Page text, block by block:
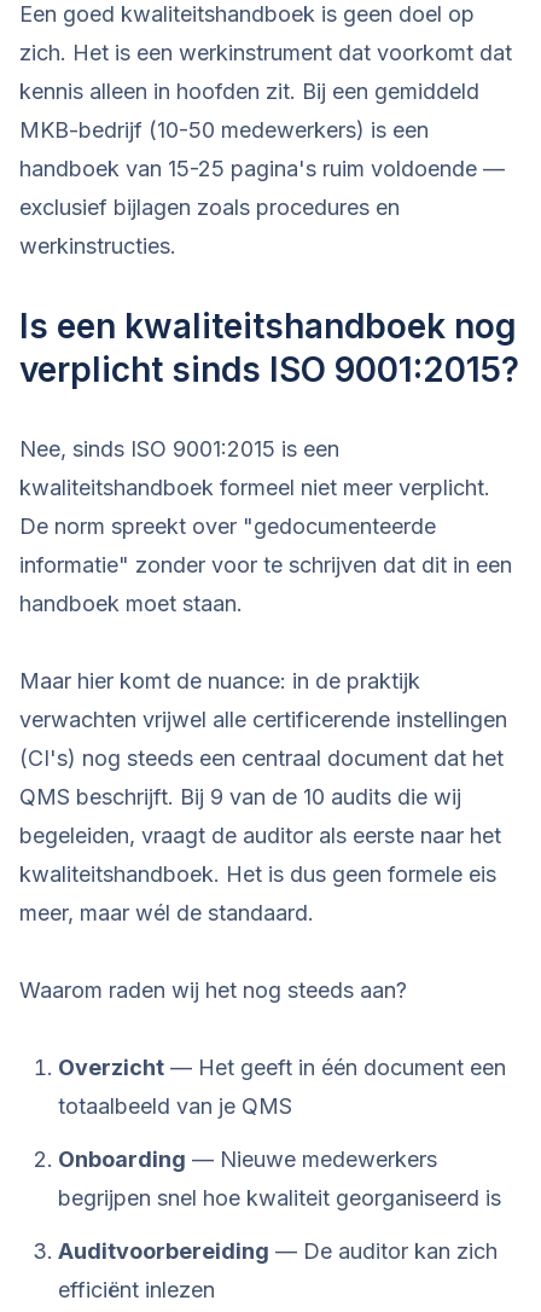
Een goed kwaliteitshandboek is geen doel op
zich. Het is een werkinstrument dat voorkomt dat
kennis alleen in hoofden zit. Bij een gemiddeld
MKB-bedrijf (10-50 medewerkers) is een
handboek van 15-25 pagina's ruim voldoende —
exclusief bijlagen zoals procedures en
werkinstructies.
Is een kwaliteitshandboek nog
verplicht sinds ISO 9001:2015?
Nee, sinds ISO 9001:2015 is een
kwaliteitshandboek formeel niet meer verplicht.
De norm spreekt over "gedocumenteerde
informatie" zonder voor te schrijven dat dit in een
handboek moet staan.
Maar hier komt de nuance: in de praktijk
verwachten vrijwel alle certificerende instellingen
(CI's) nog steeds een centraal document dat het
QMS beschrijft. Bij 9 van de 10 audits die wij
begeleiden, vraagt de auditor als eerste naar het
kwaliteitshandboek. Het is dus geen formele eis
meer, maar wél de standaard.
Waarom raden wij het nog steeds aan?
Overzicht — Het geeft in één document een
totaalbeeld van je QMS
Onboarding — Nieuwe medewerkers
begrijpen snel hoe kwaliteit georganiseerd is
Auditvoorbereiding — De auditor kan zich
efficiënt inlezen